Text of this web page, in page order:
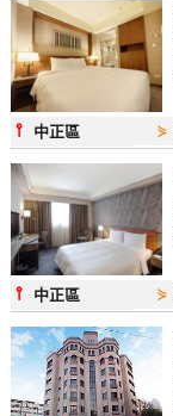
⫯ 中正區 ⋟
⫯ 中正區 ⋟